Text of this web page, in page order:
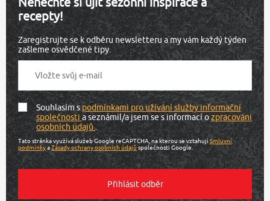
recepty!
Zaregistrujte se k odběru newsletteru a my vám každý týden
zašleme osvědčené tipy.
Souhlasím spodmínkami pro užívání služby informační
společnostia seznámil/a jsem se s informací ozpracování
osobních údajů.
Tato stránka využívá služeb Google reCAPTCHA, na kterou se vztahujíSmluvní
podmínkyaZásady ochrany osobních údajů společnosti Google.